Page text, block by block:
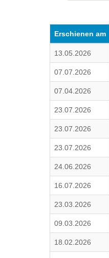
Erschienen am
13.05.2026
07.07.2026
07.04.2026
23.07.2026
23.07.2026
23.07.2026
24.06.2026
16.07.2026
23.03.2026
09.03.2026
18.02.2026